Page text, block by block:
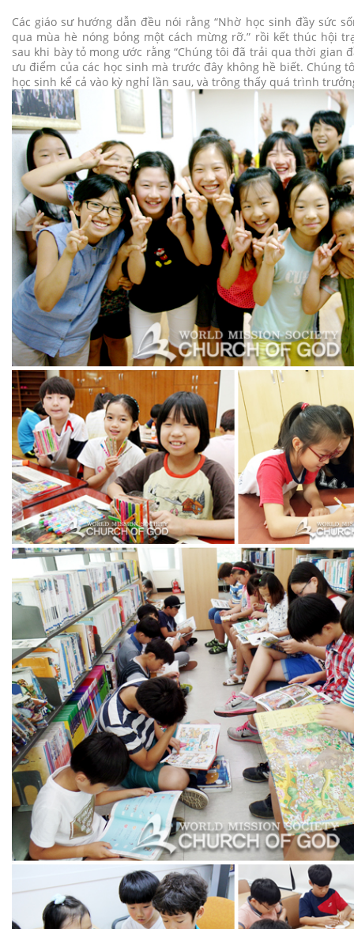
Các giáo sư hướng dẫn đều nói rằng “Nhờ học sinh đầy sức
qua mùa hè nóng bỏng một cách mừng rỡ.” rồi kết thúc hội
sau khi bày tỏ mong ước rằng “Chúng tôi đã trải qua thời gian
ưu điểm của các học sinh mà trước đây không hề biết. Chúng
học sinh kể cả vào kỳ nghỉ lần sau, và trông thấy quá trình